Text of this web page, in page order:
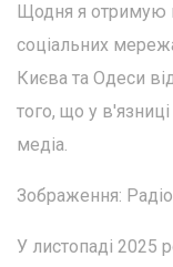
Щодня я отримую
соціальних
Києва та Одеси
того, що у
медіа.
Зображення:
У листопаді 2025